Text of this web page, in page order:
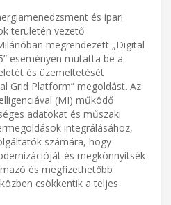
és ipari
területén vezető
megrendezett „Digital
eseményen mutatta be a
és üzemeltetését
Grid Platform” megoldást. Az
(MI) működő
adatokat és műszaki
integrálásához,
számára, hogy
és megkönnyítsék
és megfizethetőbb
csökkentik a teljes